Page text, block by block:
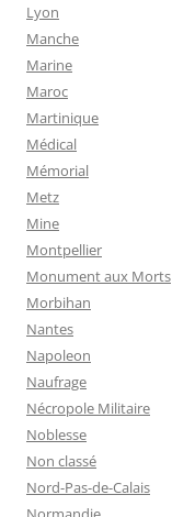
Lyon
Manche
Marine
Maroc
Martinique
Médical
Mémorial
Metz
Mine
Montpellier
Monument aux Morts
Morbihan
Nantes
Napoleon
Naufrage
Nécropole Militaire
Noblesse
Non classé
Nord-Pas-de-Calais